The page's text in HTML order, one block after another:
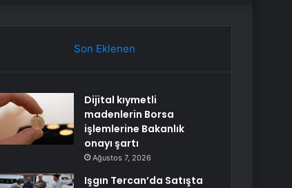
Son Eklenen
Dijital kıymetli
madenlerin Borsa
işlemlerine Bakanlık
onayı şartı
Ağustos 7, 2026
Işgın Tercan’da Satışta